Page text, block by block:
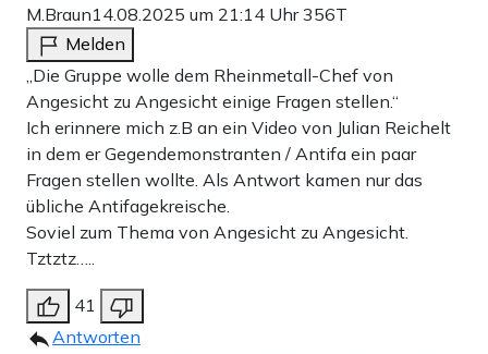
M.Braun14.08.2025 um 21:14 Uhr356T
Melden
„Die Gruppe wolle dem Rheinmetall-Chef von
Angesicht zu Angesicht einige Fragen stellen.“
Ich erinnere mich z.B an ein Video von Julian Reichelt
in dem er Gegendemonstranten / Antifa ein paar
Fragen stellen wollte. Als Antwort kamen nur das
übliche Antifagekreische.
Soviel zum Thema von Angesicht zu Angesicht.
Tztztz…..
41
Antworten